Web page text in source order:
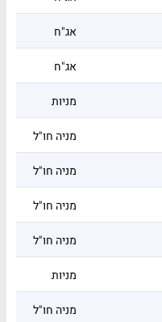
אג"ח
אג"ח
מניות
מניה חו"ל
מניה חו"ל
מניה חו"ל
מניה חו"ל
מניות
מניה חו"ל